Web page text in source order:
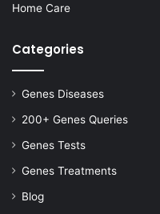
Home Care
Categories
Genes Diseases
200+ Genes Queries
Genes Tests
Genes Treatments
Blog